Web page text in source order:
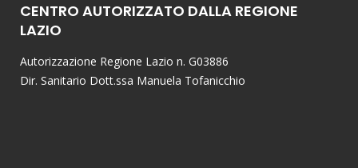
CENTRO AUTORIZZATO DALLA REGIONE
LAZIO
Autorizzazione Regione Lazio n. G03886
Dir. Sanitario Dott.ssa Manuela Tofanicchio